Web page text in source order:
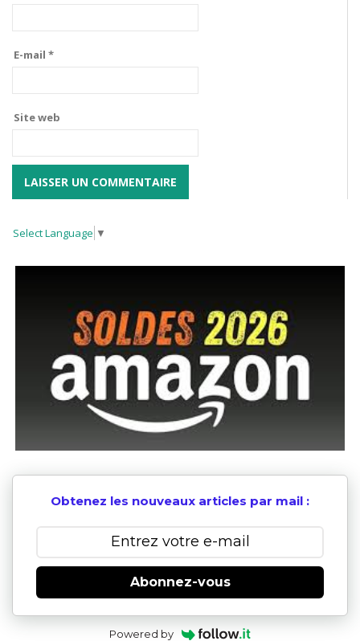
E-mail *
Site web
Select Language ▼
Obtenez les nouveaux articles par mail :
Abonnez-vous
Powered by